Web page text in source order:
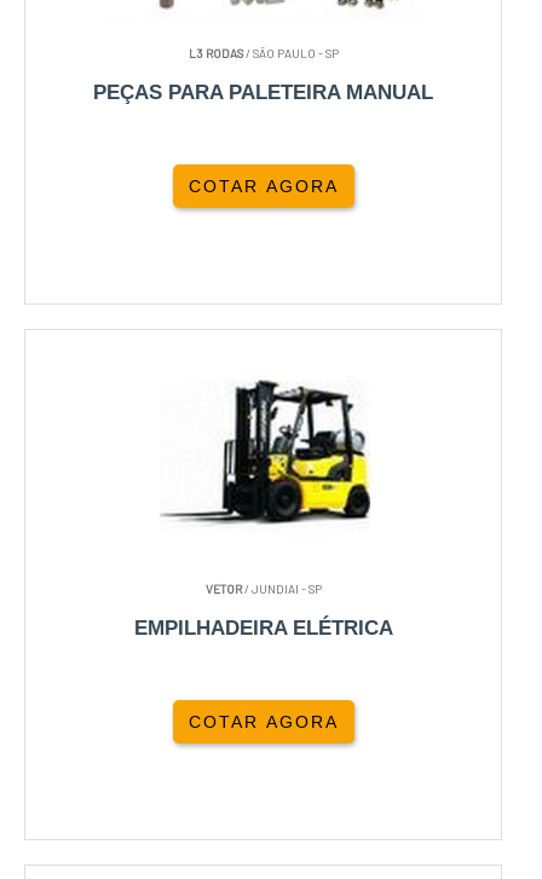
L3 RODAS/ SÃO PAULO - SP
PEÇAS PARA PALETEIRA MANUAL
COTAR AGORA
VETOR/ JUNDIAI - SP
EMPILHADEIRA ELÉTRICA
COTAR AGORA